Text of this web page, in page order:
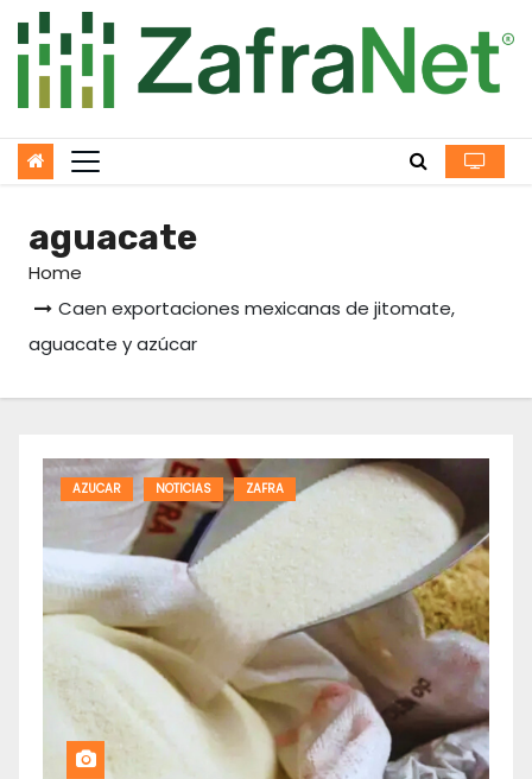
to
content
aguacate
Home
Caen exportaciones mexicanas de jitomate,
aguacate y azúcar
AZUCAR NOTICIAS ZAFRA